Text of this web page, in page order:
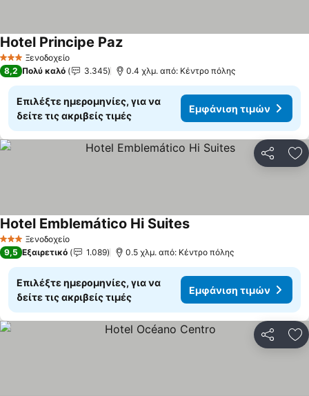
3 ΑστέριαΞενοδοχείο
Hotel Principe Paz
8,2 Πολύ καλό 3.345 0.4 χλμ. από: Κέντρο πόλης
Επιλέξτε ημερομηνίες, για να
δείτε τις ακριβείς τιμές
Εμφάνιση τιμών
3 ΑστέριαΞενοδοχείο
Hotel Emblemático Hi Suites
9,5 Εξαιρετικό 1.089 0.5 χλμ. από: Κέντρο πόλης
Επιλέξτε ημερομηνίες, για να
δείτε τις ακριβείς τιμές
Εμφάνιση τιμών